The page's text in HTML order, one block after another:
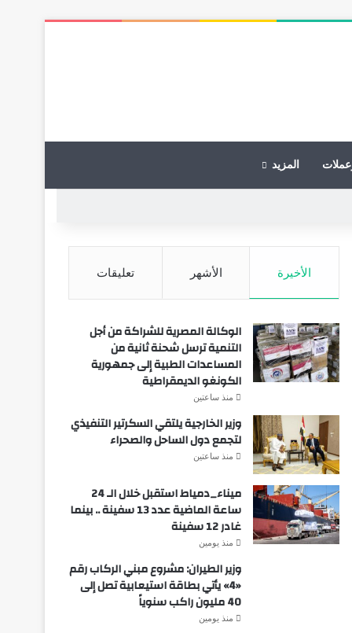
المزيد
الأخيرة الأشهر تعليقات
الوكالة المصرية للشراكة من أجل
التنمية ترسل شحنة ثانية من
المساعدات الطبية إلى جمهورية
الكونغو الديمقراطية
منذ ساعتين
وزير الخارجية يلتقي السكرتير التنفيذي
لتجمع دول الساحل والصحراء
منذ ساعتين
ميناء_دمياط استقبل خلال الـ 24
ساعة الماضية عدد 13 سفينة .. بينما
غادر 12 سفينة
منذ يومين
وزير الطيران: مشروع مبني الركاب رقم
«4» يأتي بطاقة استيعابية تصل إلى
40 مليون راكب سنوياً
منذ يومين